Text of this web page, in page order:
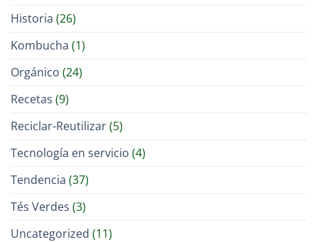
Historia (26)
Kombucha (1)
Orgánico (24)
Recetas (9)
Reciclar-Reutilizar(5)
Tecnología en servicio (4)
Tendencia (37)
Tés Verdes (3)
Uncategorized (11)